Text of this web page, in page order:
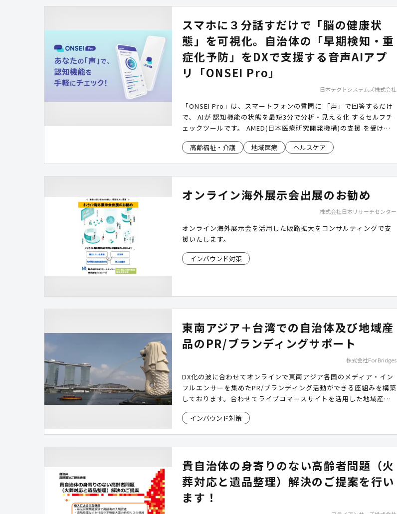
スマホに３分話すだけで「脳の健康状
態」を可視化。自治体の「早期検知・重
症化予防」をDXで支援する音声AIアプ
リ「ONSEI Pro」
日本テクトシステムズ株式会社
「ONSEI Pro」は、スマートフォンの質問に 「声」で回答するだけ
で、 AIが 認知機能の状態を最短3分で分析・見える化 するセルフチ
ェックツールです。 AMED(日本医療研究開発機構)の支援 を受け、 2
つの医科大学との共同研究 により誕生した高度な音声解析AIを活用
しています。 従来の検査のような心理的・時間的ハードルを下げ、
作る ことが可能です。
高齢福祉・介護 地域医療 ヘルスケア
オンライン海外展示会出展のお勧め
株式会社日本リサーチセンター
オンライン海外展示会を活用した販路拡大をコンサルティングで支
援いたします。
インバウンド対策
東南アジア＋台湾での自治体及び地域産
品のPR/ブランディングサポート
株式会社For Bridges
DX化の波に合わせてオンラインで東南アジア各国のメディア・イン
フルエンサーを集めたPR/ブランディング活動ができる座組みを構築
しております。合わせてライブコマースサイトを活用した地域産品
の販売及び現地バイヤー等への営業代行をサポートさせて頂いてお
ります。
インバウンド対策
貴自治体の身寄りのない高齢者問題（火
葬対応と遺品整理）解決のご提案を行い
ます！